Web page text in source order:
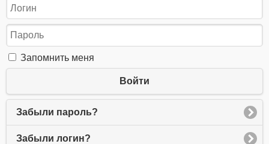
Запомнить меня
Войти
Забыли пароль?
Забыли логин?